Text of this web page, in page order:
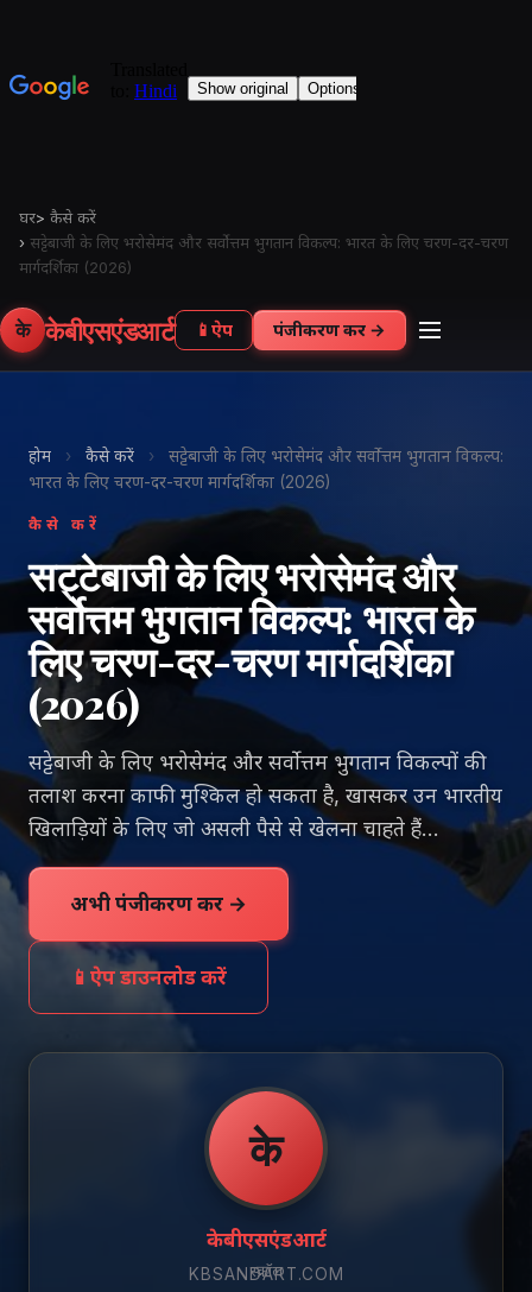
घर> कैसे करें
› सट्टेबाजी के लिए भरोसेमंद और सर्वोत्तम भुगतान विकल्प: भारत के लिए चरण-दर-चरण
मार्गदर्शिका (2026)
के केबीएसएंडआर्ट 📱 ऐप पंजीकरण करें →
होम › कैसे करें ›
सट्टेबाजी के लिए भरोसेमंद और सर्वोत्तम भुगतान विकल्प:
भारत के लिए चरण-दर-चरण मार्गदर्शिका (2026)
कैसे करें
सट्टेबाजी के लिए भरोसेमंद और
सर्वोत्तम भुगतान विकल्प: भारत के
लिए चरण-दर-चरण मार्गदर्शिका
(2026)
सट्टेबाजी के लिए भरोसेमंद और सर्वोत्तम भुगतान विकल्पों की
तलाश करना काफी मुश्किल हो सकता है, खासकर उन भारतीय
खिलाड़ियों के लिए जो असली पैसे से खेलना चाहते हैं...
अभी पंजीकरण करें →
📱 ऐप डाउनलोड करें
के
केबीएसएंडआर्ट
KBSANDART.COM
स्क्रॉल